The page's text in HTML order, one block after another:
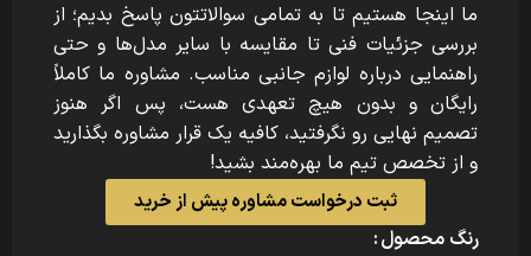
ما اینجا هستیم تا به تمامی سوالاتتون پاسخ بدیم؛ از
بررسی جزئیات فنی تا مقایسه با سایر مدل‌ها و حتی
راهنمایی درباره لوازم جانبی مناسب. مشاوره ما کاملاً
رایگان و بدون هیچ تعهدی هست، پس اگر هنوز
تصمیم نهایی رو نگرفتید، کافیه یک قرار مشاوره بگذارید
و از تخصص تیم ما بهره‌مند بشید!
ثبت درخواست مشاوره پیش از خرید
رنگ محصول